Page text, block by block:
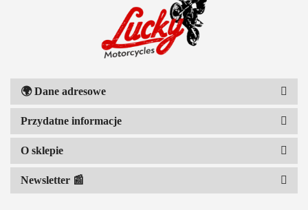
🌍Dane adresowe
Przydatne informacje
O sklepie
Newsletter 📰